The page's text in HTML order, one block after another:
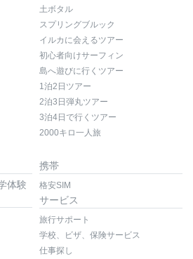
土ボタル
スプリングブルック
イルカに会えるツアー
初心者向けサーフィン
島へ遊びに行くツアー
1泊2日ツアー
2泊3日弾丸ツアー
3泊4日で行くツアー
2000キロ一人旅
体験
携帯
格安SIM
サービス
旅行サポート
学校、ビザ、保険サービス
仕事探し